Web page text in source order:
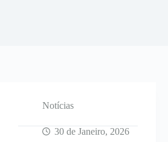
Notícias
30 de Janeiro, 2026